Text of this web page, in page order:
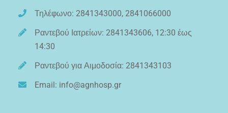
Τηλέφωνο: 2841343000, 2841066000
Ραντεβού Ιατρείων: 2841343606, 12:30 έως
14:30
Ραντεβού για Αιμοδοσία: 2841343103
Email: info@agnhosp.gr